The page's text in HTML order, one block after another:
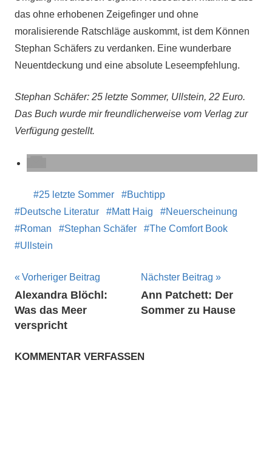
das ohne erhobenen Zeigefinger und ohne
moralisierende Ratschläge auskommt, ist dem Können
Stephan Schäfers zu verdanken. Eine wunderbare
Neuentdeckung und eine absolute Leseempfehlung.
Stephan Schäfer: 25 letzte Sommer, Ullstein, 22 Euro.
Das Buch wurde mir freundlicherweise vom Verlag zur
Verfügung gestellt.
25 letzte Sommer
Buchtipp
Deutsche Literatur
Matt Haig
Neuerscheinung
Roman
Stephan Schäfer
The Comfort Book
Ullstein
Beitragsnavigation
Vorheriger Beitrag
Alexandra Blöchl:
Was das Meer
verspricht
Nächster Beitrag
Ann Patchett: Der
Sommer zu Hause
KOMMENTAR VERFASSEN